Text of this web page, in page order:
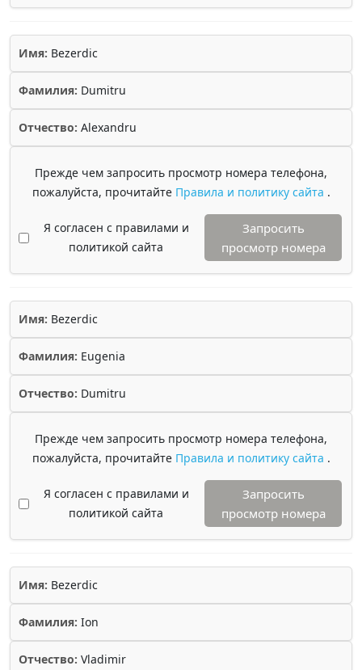
Имя: Bezerdic
Фамилия: Dumitru
Отчество: Alexandru
Прежде чем запросить просмотр номера телефона,
пожалуйста, прочитайте Правила и политику сайта .
Я согласен с правилами и
политикой сайта
Запросить
просмотр номера
Имя: Bezerdic
Фамилия: Eugenia
Отчество: Dumitru
Прежде чем запросить просмотр номера телефона,
пожалуйста, прочитайте Правила и политику сайта .
Я согласен с правилами и
политикой сайта
Запросить
просмотр номера
Имя: Bezerdic
Фамилия: Ion
Отчество: Vladimir